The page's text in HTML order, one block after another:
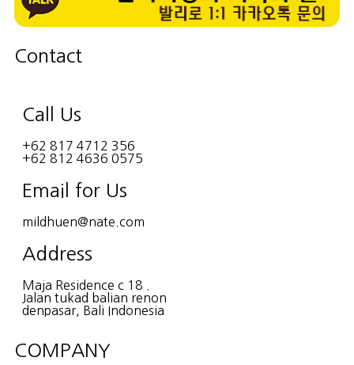
Contact
Call Us
+62 817 4712 356
+62 812 4636 0575
Email for Us
mildhuen@nate.com
Address
Maja Residence c 18 .
Jalan tukad balian renon
denpasar, Bali Indonesia
COMPANY